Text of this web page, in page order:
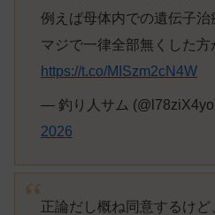
例えば母体内での遺伝子
マジで一律全部無くした方
https://t.co/MISzm2cN4W
— 釣り人サム
2026
正論だし概ね同意するけ